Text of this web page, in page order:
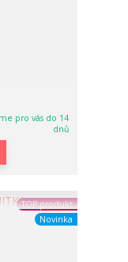
pro vás do 14
dnů
TOP produkt
Novinka